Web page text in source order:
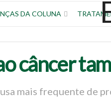
DA COLUNA
câncer
mais frequente de